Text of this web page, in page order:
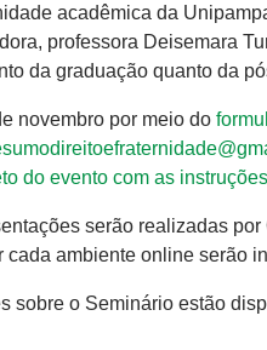
acadêmica da
professora Deisemara
da graduação quanto da
novembro por meio do
do evento com as
serão realizadas
ambiente online serão
sobre o Seminário estão